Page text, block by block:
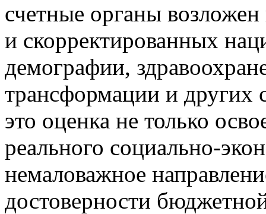
счетные органы
и скорректированных
демографии,
трансформации и других
это оценка не только
реального социально-
немаловажное
достоверности